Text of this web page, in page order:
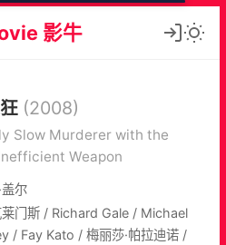
影牛
(2008)
Slow Murderer with the
Weapon
盖尔
莱门斯 / Richard Gale / Michael
/ Fay Kato / 梅丽莎·帕拉迪诺 /